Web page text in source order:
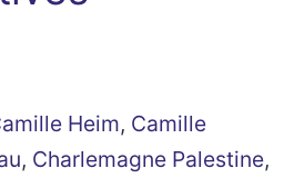
Heim, Camille
, Charlemagne Palestine,